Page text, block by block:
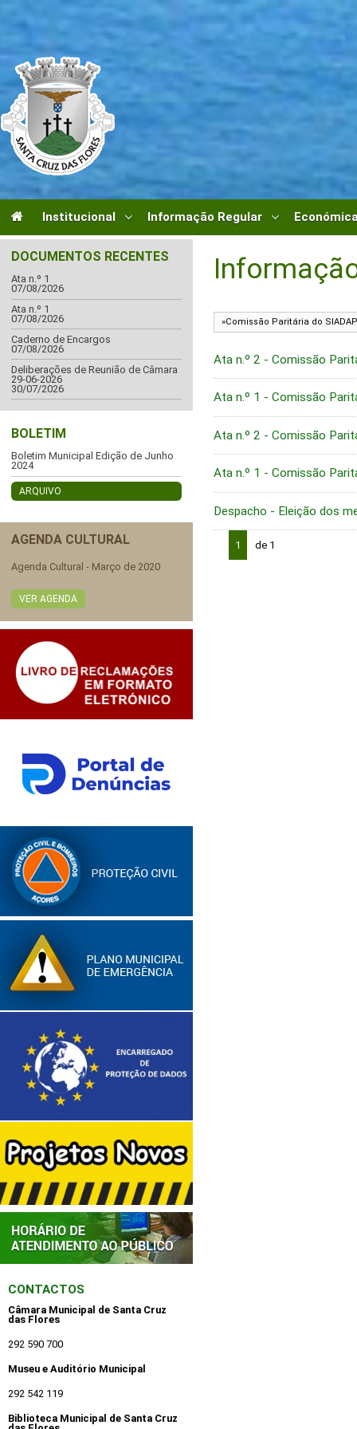
Institucional Informação Regular
DOCUMENTOS RECENTES
Ata n.º 1
07/08/2026
Ata n.º 1
07/08/2026
Caderno de Encargos
07/08/2026
Deliberações de Reunião de Câmara
29-06-2026
30/07/2026
BOLETIM
Boletim Municipal Edição de Junho
2024
ARQUIVO
AGENDA CULTURAL
Agenda Cultural - Março de 2020
VER AGENDA
CONTACTOS
Câmara Municipal de Santa Cruz
das Flores
292 590 700
Museu e Auditório Municipal
292 542 119
Biblioteca Municipal de Santa Cruz
Ata n.º 2 - Comissão
Ata n.º 1 - Comissão
Ata n.º 2 - Comissão
Ata n.º 1 - Comissão
Despacho - Eleição dos
1 de 1